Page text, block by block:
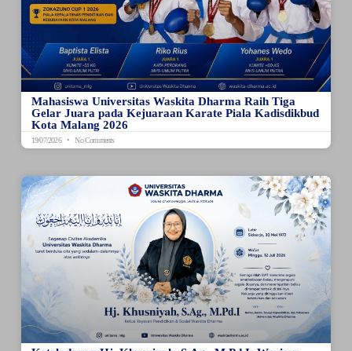
Mahasiswa Universitas Waskita Dharma Raih Tiga
Gelar Juara pada Kejuaraan Karate Piala Kadisdikbud
Kota Malang 2026
19/07/2026 No Comments